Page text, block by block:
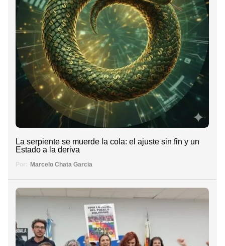
La serpiente se muerde la cola: el ajuste sin fin y un
Estado a la deriva
Por: Marcelo Chata Garcia